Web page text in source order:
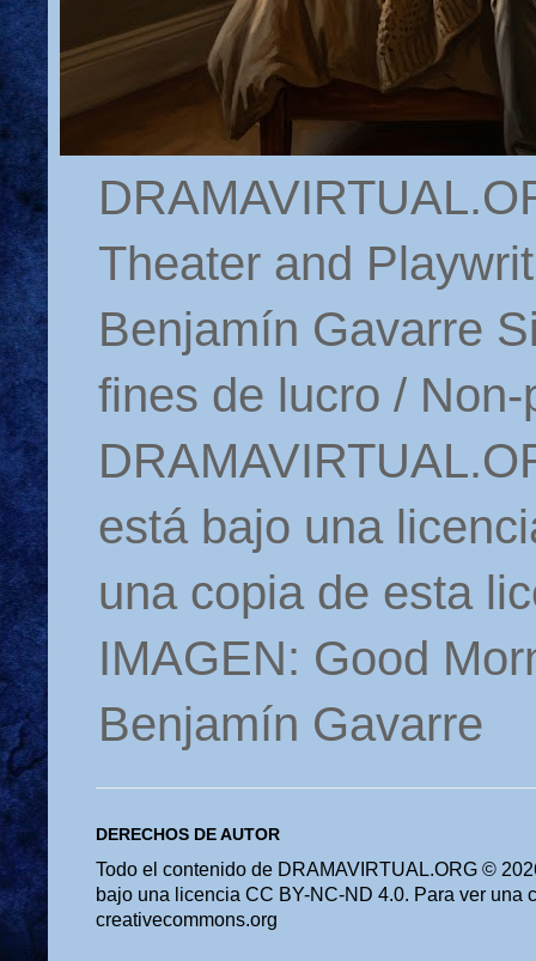
Theater and
Benjamín Gavarre
fines de lucro /
está bajo una
una copia de esta
IMAGEN: Good
Benjamín Gavarre
DERECHOS DE AUTOR
Todo el contenido de DRAMAVIRTUAL.ORG ©
bajo una licencia CC BY-NC-ND 4.0. Para ver una
creativecommons.org